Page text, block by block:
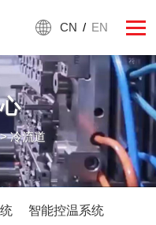
CN / EN
冷流道
智能控温系统